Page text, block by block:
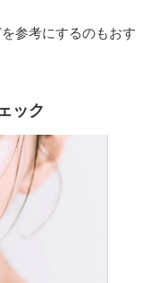
参考にするのもおす
ック